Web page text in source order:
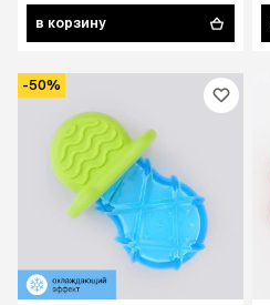
в корзину
-50%